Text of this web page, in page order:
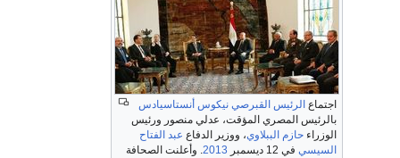
اجتماع الرئيس القبرصي نيكوس أنستاسيادس
بالرئيس المصري المؤقت، عدلي منصور ورئيس
الوزراء حازم الببلاوي، ووزير الدفاع عبد الفتاح
السيسي في 12 ديسمبر 2013. وأعلنت الصحافة